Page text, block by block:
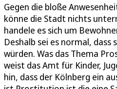
Gegen die bloße
könne die Stadt nichts
handele es sich um
Deshalb sei es normal,
würden. Was das Thema
weist das Amt für Kinder,
hin, dass der Kölnberg ein